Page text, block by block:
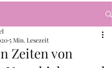
Zeiten von
5 Min. Lesezeit